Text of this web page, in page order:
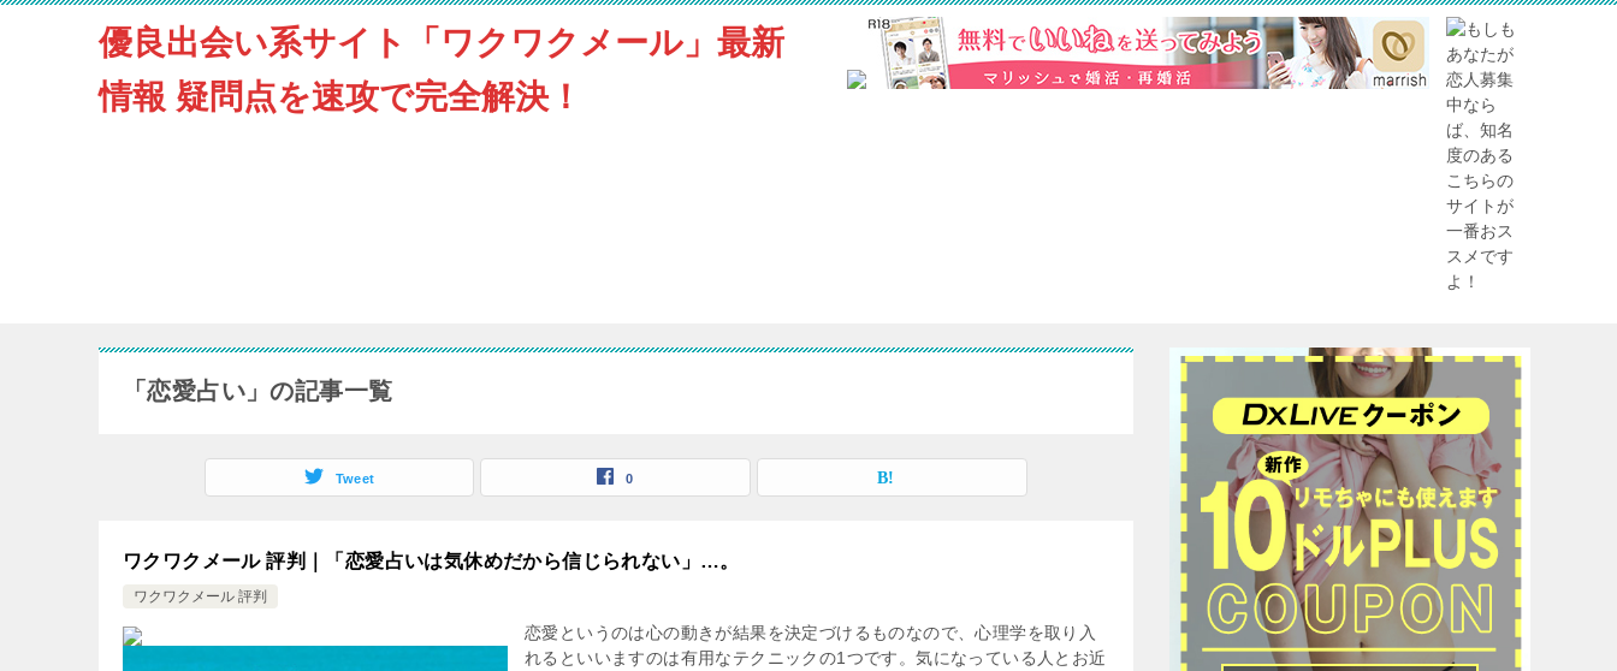
優良出会い系サイト「ワクワクメール」最新
情報 疑問点を速攻で完全解決！
「恋愛占い」の記事一覧
Tweet 0
ワクワクメール 評判｜「恋愛占いは気休めだから信じられない」…。
ワクワクメール 評判
恋愛というのは心の動きが結果を決定づけるものなので、心理学を取り入
れるといいますのは有用なテクニックの1つです。気になっている人とお近